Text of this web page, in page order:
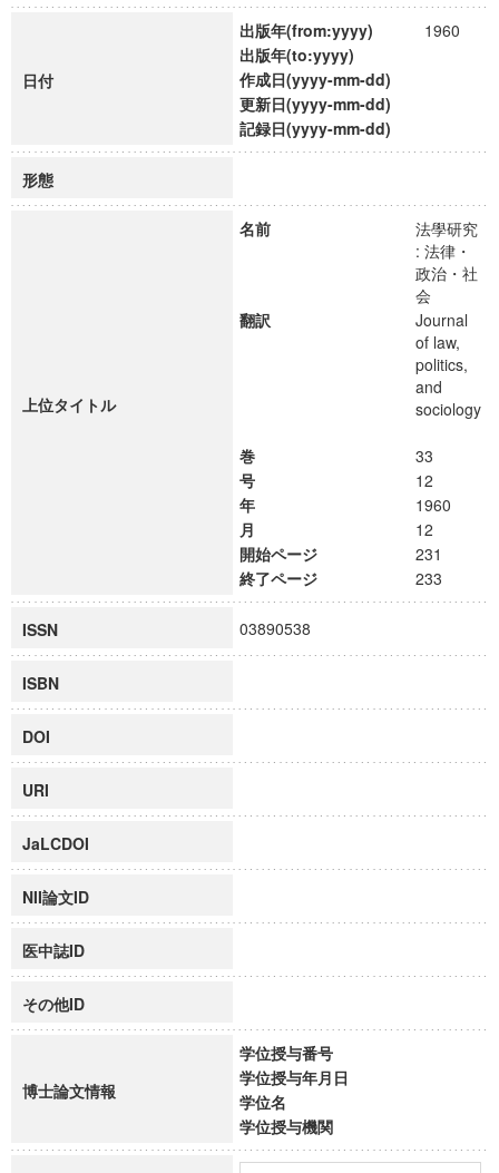
日付
出版年(from:yyyy)
1960
出版年(to:yyyy)
作成日(yyyy-mm-dd)
更新日(yyyy-mm-dd)
記録日(yyyy-mm-dd)
形態
上位タイトル
名前
法學研究
: 法律・
政治・社
会
翻訳
Journal
of law,
politics,
and
sociology
巻
33
号
12
年
1960
月
12
開始ページ
231
終了ページ
233
ISSN 03890538
ISBN
DOI
URI
JaLCDOI
NII論文ID
医中誌ID
その他ID
博士論文情報
学位授与番号
学位授与年月日
学位名
学位授与機関